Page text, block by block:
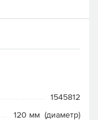
1545812
120 мм (диаметр)